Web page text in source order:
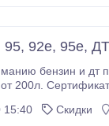
95, 92е, 95е,
бензин и дт
15:40 Скидки